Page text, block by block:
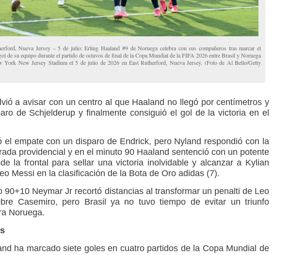
Nueva Jersey – 5 de julio: Erling Haaland #9 de Noruega celebra con sus compañeros tras marcar el
de su equipo durante el partido de octavos de final de la Copa Mundial de la FIFA 2026 entre Brasil y Noruega
York New Jersey Stadium el 5 de julio de 2026 en East Rutherford, Nueva Jersey. (Foto de Al Bello/Getty
a avisar con un centro al que Haaland no llegó por centímetros y
de Schjelderup y finalmente consiguió el gol de la victoria en el
el empate con un disparo de Endrick, pero Nyland respondió con la
providencial y en el minuto 90 Haaland sentenció con un potente
la frontal para sellar una victoria inolvidable y alcanzar a Kylian
Messi en la clasificación de la Bota de Oro adidas (7).
90+10 Neymar Jr recortó distancias al transformar un penalti de Leo
Casemiro, pero Brasil ya no tuvo tiempo de evitar un triunfo
Noruega.
ha marcado siete goles en cuatro partidos de la Copa Mundial de